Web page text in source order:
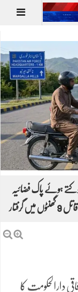
روکتے ہوئے پاک فضائیہ
دارالحکومت کا